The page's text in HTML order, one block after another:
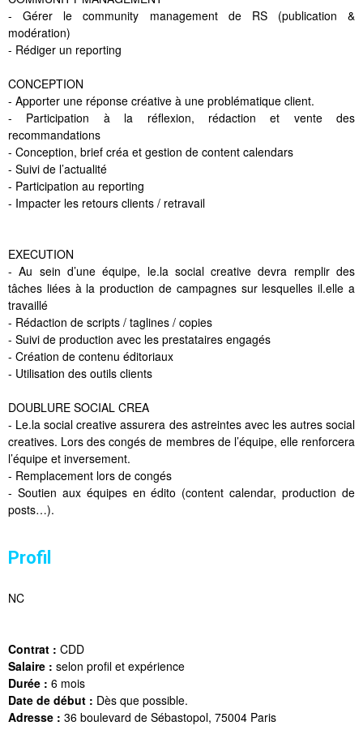
- Gérer le community management de RS (publication &
modération)
- Rédiger un reporting
CONCEPTION
- Apporter une réponse créative à une problématique client.
- Participation à la réflexion, rédaction et vente des
recommandations
- Conception, brief créa et gestion de content calendars
- Suivi de l’actualité
- Participation au reporting
- Impacter les retours clients / retravail
EXECUTION
- Au sein d’une équipe, le.la social creative devra remplir des
tâches liées à la production de campagnes sur lesquelles il.elle a
travaillé
- Rédaction de scripts / taglines / copies
- Suivi de production avec les prestataires engagés
- Création de contenu éditoriaux
- Utilisation des outils clients
DOUBLURE SOCIAL CREA
- Le.la social creative assurera des astreintes avec les autres social
creatives. Lors des congés de membres de l’équipe, elle renforcera
l’équipe et inversement.
- Remplacement lors de congés
- Soutien aux équipes en édito (content calendar, production de
posts…).
Profil
NC
Contrat : CDD
Salaire : selon profil et expérience
Durée : 6 mois
Date de début : Dès que possible.
Adresse : 36 boulevard de Sébastopol, 75004 Paris